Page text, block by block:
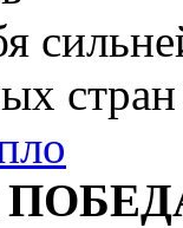
стран